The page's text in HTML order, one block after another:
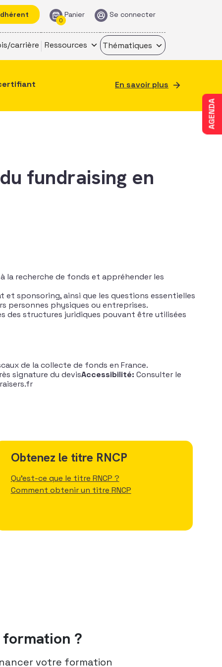
Panier
0
Se connecter
carrière Ressources Thématiques
AGENDA
En savoir plus
fundraising en
la recherche de fonds et appréhender les
et sponsoring, ainsi que les questions essentielles
personnes physiques ou entreprises.
des structures juridiques pouvant être utilisées
de la collecte de fonds en France.
signature du devisAccessibilité: Consulter le
Obtenez le titre RNCP
Qu'est-ce que le titre RNCP ?
Comment obtenir un titre RNCP
?
votre formation